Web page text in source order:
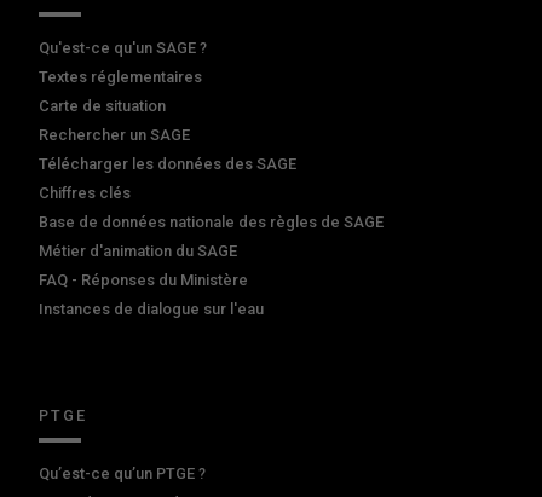
Qu'est-ce qu'un SAGE ?
Textes réglementaires
Carte de situation
Rechercher un SAGE
Télécharger les données des SAGE
Chiffres clés
Base de données nationale des règles de SAGE
Métier d'animation du SAGE
FAQ - Réponses du Ministère
Instances de dialogue sur l'eau
PTGE
Qu’est-ce qu’un PTGE ?